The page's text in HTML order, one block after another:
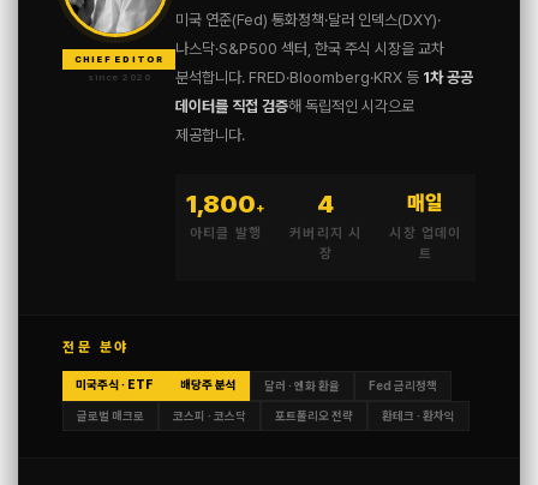
CHIEF EDITOR
since 2020
미국 연준(Fed) 통화정책·달러 인덱스(DXY)·
나스닥·S&P500 섹터, 한국 주식 시장을 교차
분석합니다. FRED·Bloomberg·KRX 등 1차 공공
데이터를 직접 검증해 독립적인 시각으로
제공합니다.
1,800+
아티클 발행
4
커버리지 시
장
매일
시장 업데이
트
전문 분야
미국주식 · ETF 배당주 분석 달러 · 엔화 환율 Fed 금리정책
글로벌 매크로 코스피 · 코스닥 포트폴리오 전략 환테크 · 환차익